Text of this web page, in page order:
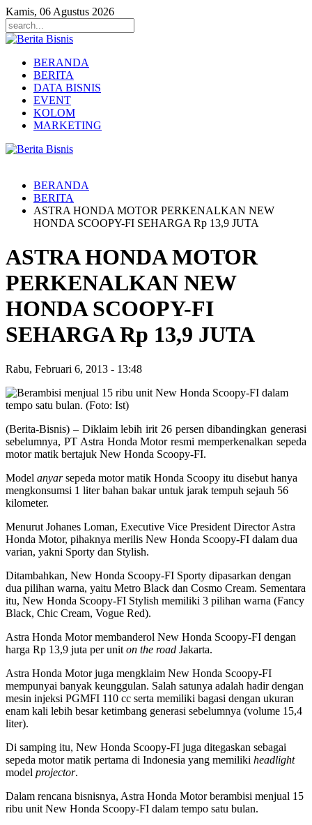
Kamis, 06 Agustus 2026
BERANDA
BERITA
DATA BISNIS
EVENT
KOLOM
MARKETING
BERANDA
BERITA
ASTRA HONDA MOTOR PERKENALKAN NEW
HONDA SCOOPY-FI SEHARGA Rp 13,9 JUTA
ASTRA HONDA MOTOR
PERKENALKAN NEW
HONDA SCOOPY-FI
SEHARGA Rp 13,9 JUTA
Rabu, Februari 6, 2013 - 13:48
(Berita-Bisnis) – Diklaim lebih irit 26 persen dibandingkan generasi
sebelumnya, PT Astra Honda Motor resmi memperkenalkan sepeda
motor matik bertajuk New Honda Scoopy-FI.
Model anyarsepeda motor matik Honda Scoopy itu disebut hanya
mengkonsumsi 1 liter bahan bakar untuk jarak tempuh sejauh 56
kilometer.
Menurut Johanes Loman, Executive Vice President Director Astra
Honda Motor, pihaknya merilis New Honda Scoopy-FI dalam dua
varian, yakni Sporty dan Stylish.
Ditambahkan, New Honda Scoopy-FI Sporty dipasarkan dengan
dua pilihan warna, yaitu Metro Black dan Cosmo Cream. Sementara
itu, New Honda Scoopy-FI Stylish memiliki 3 pilihan warna (Fancy
Black, Chic Cream, Vogue Red).
Astra Honda Motor membanderol New Honda Scoopy-FI dengan
harga Rp 13,9 juta per unit on the road Jakarta.
Astra Honda Motor juga mengklaim New Honda Scoopy-FI
mempunyai banyak keunggulan. Salah satunya adalah hadir dengan
mesin injeksi PGMFI 110 cc serta memiliki bagasi dengan ukuran
enam kali lebih besar ketimbang generasi sebelumnya (volume 15,4
liter).
Di samping itu, New Honda Scoopy-FI juga ditegaskan sebagai
sepeda motor matik pertama di Indonesia yang memiliki headlight
model projector.
Dalam rencana bisnisnya, Astra Honda Motor berambisi menjual 15
ribu unit New Honda Scoopy-FI dalam tempo satu bulan.